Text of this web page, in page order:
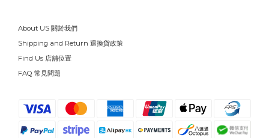
About US 關於我們
Shipping and Return 退換貨政策
Find Us 店舖位置
FAQ 常見問題